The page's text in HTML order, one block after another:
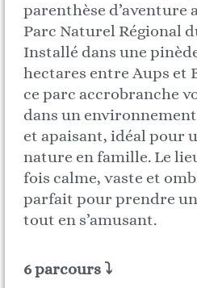
parenthèse d’aventure
Parc Naturel Régional
Installé dans une
hectares entre Aups et
ce parc accrobranche
dans un environnement
et apaisant, idéal pour
nature en famille. Le
fois calme, vaste et
parfait pour prendre un
tout en s’amusant.
6 parcours ⤵